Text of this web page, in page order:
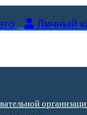
Личный